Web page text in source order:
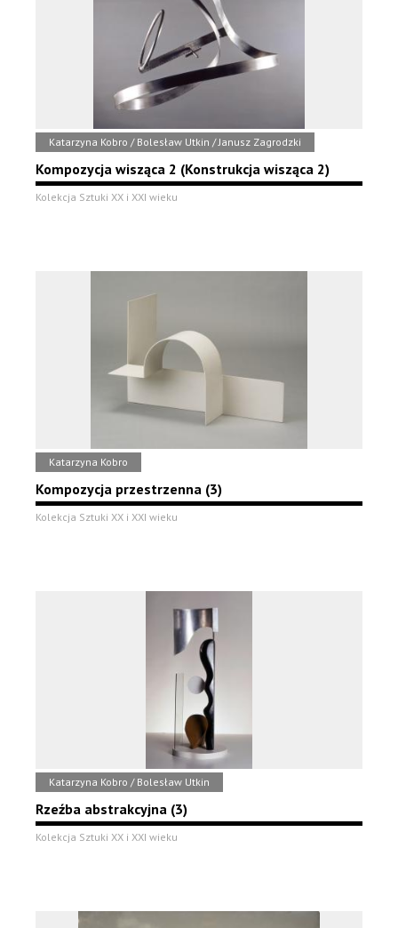
Katarzyna Kobro / Bolesław Utkin / Janusz Zagrodzki
Kompozycja wisząca 2 (Konstrukcja wisząca 2)
Kolekcja Sztuki XX i XXI wieku
Katarzyna Kobro
Kompozycja przestrzenna (3)
Kolekcja Sztuki XX i XXI wieku
Katarzyna Kobro / Bolesław Utkin
Rzeźba abstrakcyjna (3)
Kolekcja Sztuki XX i XXI wieku